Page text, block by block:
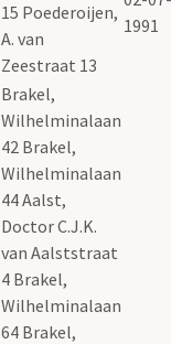
15 Poederoijen,
A. van
Zeestraat 13
1991
Brakel,
Wilhelminalaan
42 Brakel,
Wilhelminalaan
44 Aalst,
Doctor C.J.K.
van Aalststraat
4 Brakel,
Wilhelminalaan
64 Brakel,